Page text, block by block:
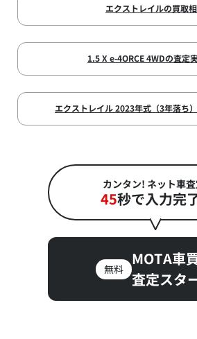
エクストレイルの買取
1.5 X e-4ORCE 4WDの査定
エクストレイル 2023年式（3年落ち
カンタン! ネット車
45秒で入力完
無料
MOTA車
査定スタ